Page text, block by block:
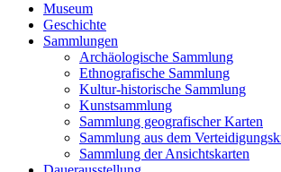
Museum
Geschichte
Sammlungen
Archäologische Sammlung
Ethnografische Sammlung
Kultur-historische Sammlung
Kunstsammlung
Sammlung geografischer Karten
Sammlung aus dem
Sammlung der Ansichtskarten